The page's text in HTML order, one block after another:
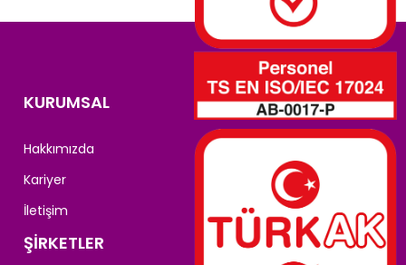
KURUMSAL
Hakkımızda
Kariyer
İletişim
ŞİRKETLER